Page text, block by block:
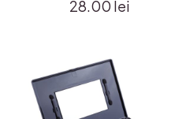
28.00 lei